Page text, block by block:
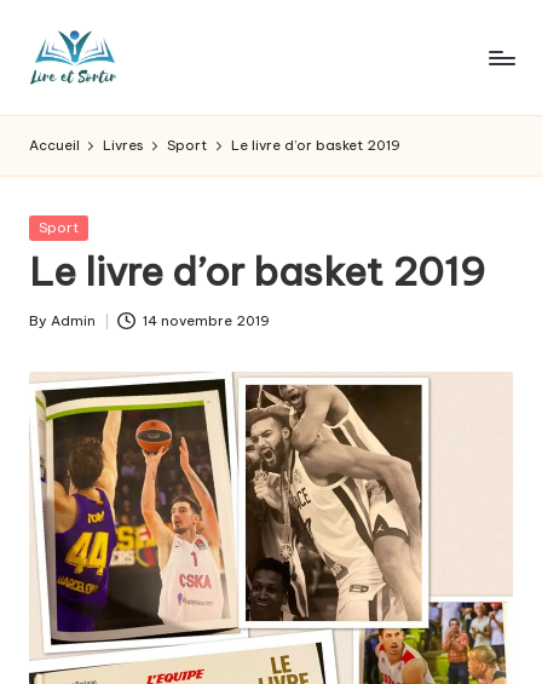
L
ir
e
e
t
s
o
r
t
ir
pour
les
goûts,
des
pour
les
jours.
Accueil Livres Sport Le livre d’or basket 2019
Posted
Sport
Le livre d’or basket 2019
Posted
By Admin 14 novembre 2019